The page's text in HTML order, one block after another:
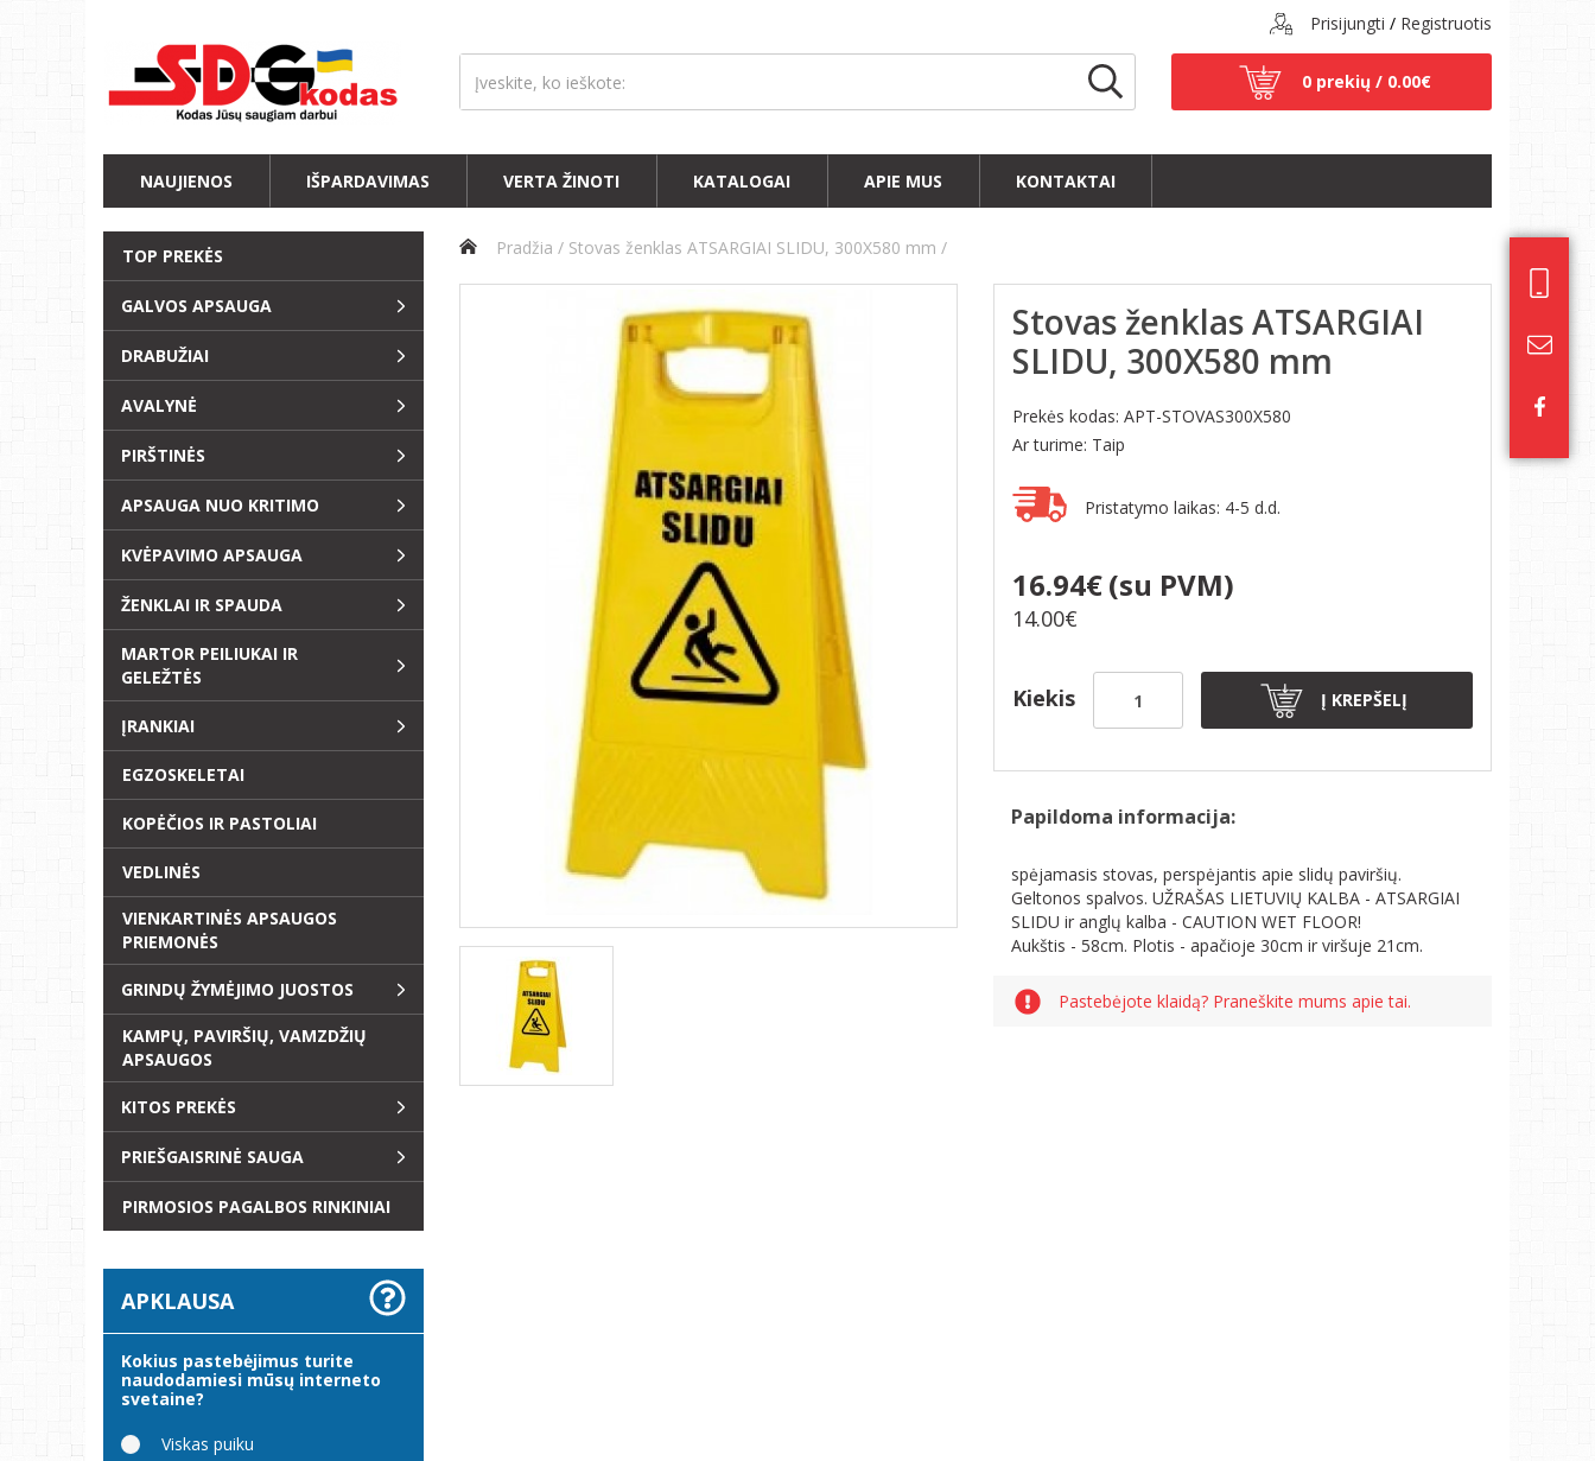
Prisijungti / Registruotis
0 prekių / 0.00€
NAUJIENOS IŠPARDAVIMAS VERTA ŽINOTI KATALOGAI APIE MUS KONTAKTAI
TOP PREKĖS
GALVOS APSAUGA
DRABUŽIAI
AVALYNĖ
PIRŠTINĖS
APSAUGA NUO KRITIMO
KVĖPAVIMO APSAUGA
ŽENKLAI IR SPAUDA
MARTOR PEILIUKAI IR
GELEŽTĖS
ĮRANKIAI
EGZOSKELETAI
KOPĖČIOS IR PASTOLIAI
VEDLINĖS
VIENKARTINĖS APSAUGOS
PRIEMONĖS
GRINDŲ ŽYMĖJIMO JUOSTOS
KAMPŲ, PAVIRŠIŲ, VAMZDŽIŲ
APSAUGOS
KITOS PREKĖS
PRIEŠGAISRINĖ SAUGA
PIRMOSIOS PAGALBOS RINKINIAI
APKLAUSA
Kokius pastebėjimus turite
naudodamiesi mūsų interneto
svetaine?
Viskas puiku
Pradžia Stovas ženklas ATSARGIAI SLIDU, 300X580 mm
Stovas ženklas ATSARGIAI
SLIDU, 300X580 mm
Prekės kodas: APT-STOVAS300X580
Ar turime: Taip
Pristatymo laikas: 4-5 d.d.
16.94€(su PVM)
14.00€
Kiekis Į KREPŠELĮ
Papildoma informacija:
spėjamasis stovas, perspėjantis apie slidų paviršių.
Geltonos spalvos. UŽRAŠAS LIETUVIŲ KALBA - ATSARGIAI
SLIDU ir anglų kalba - CAUTION WET FLOOR!
Aukštis - 58cm. Plotis - apačioje 30cm ir viršuje 21cm.
Pastebėjote klaidą? Praneškite mums apie tai.